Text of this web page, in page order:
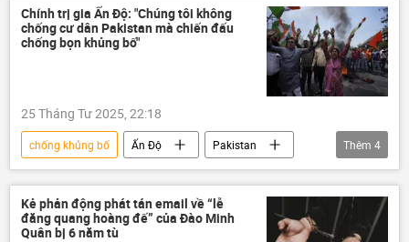
Ấn Độ
xung đột quân sự
khủng bố
hợp tác
Thế giới
Chính trị gia Ấn Độ: "Chúng tôi không
chống cư dân Pakistan mà chiến đấu
chống bọn khủng bố"
25 Tháng Tư 2025, 22:18
chống khủng bố Ấn Độ
Pakistan
khủng bố
Quan điểm-Ý kiến
Thế giới
Chính trị
Thêm 4
Kẻ phản động phát tán email về “lễ
đăng quang hoàng đế” của Đào Minh
Quân bị 6 năm tù